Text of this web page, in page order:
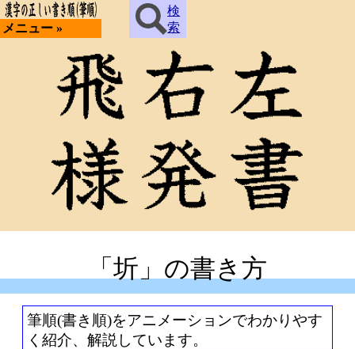
メニュー »
検
索
「圻」の書き方
筆順(書き順)をアニメーションでわかりやす
く紹介、解説しています。